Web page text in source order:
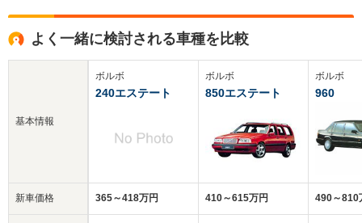
よく一緒に検討される車種を比較
基本情報
新車価格
ボルボ
240エステート
365～418万円
ボルボ
850エステート
410～615万円
ボルボ
960
490～810